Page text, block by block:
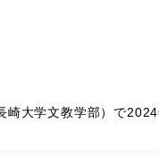
大学文教学部）で2024